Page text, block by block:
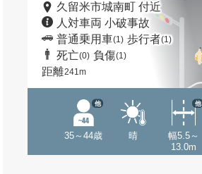
久留米市城南町 付近
人対車両 小破事故
普通乗用車(1) 歩行者(1)
死亡(0) 負傷(1)
距離241m
35～44歳
他
晴
幅5.5～
13.0m
他